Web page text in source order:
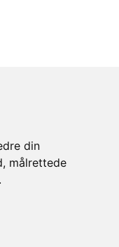
din
målrettede